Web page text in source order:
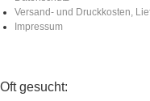
Versand- und Druckkosten,
Impressum
Oft gesucht: